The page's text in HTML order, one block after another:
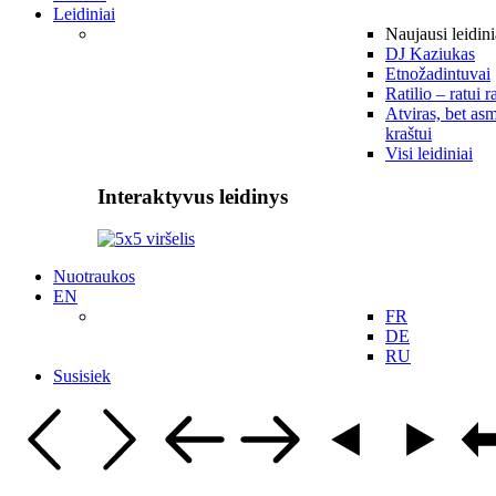
Leidiniai
Naujausi
DJ Kaziukas
Etnožadintuvai
Ratilio – ratui
Atviras, bet
kraštui
Visi leidiniai
Interaktyvus leidinys
Nuotraukos
EN
FR
DE
RU
Susisiek